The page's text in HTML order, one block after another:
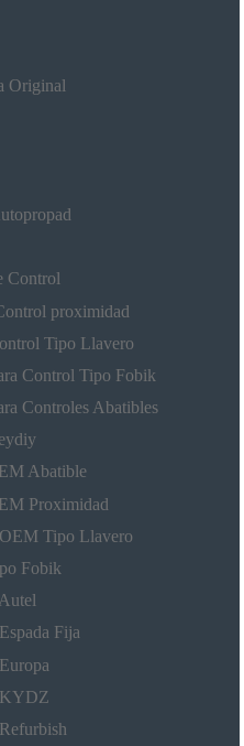
Original
Control
proximidad
Tipo Llavero
Control Tipo Fobik
Controles Abatibles
Abatible
Proximidad
Tipo Llavero
Fobik
Fija
KYDZ